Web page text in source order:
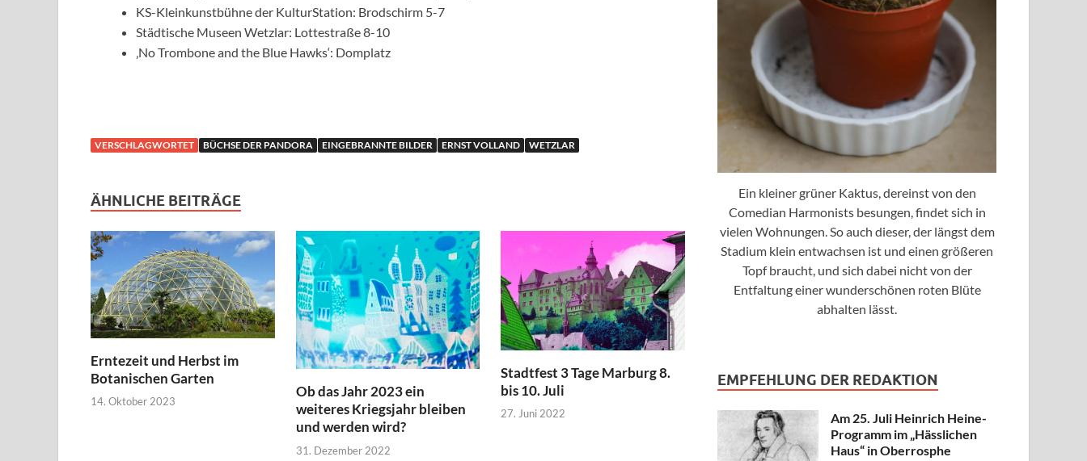
KS-Kleinkunstbühne der KulturStation: Brodschirm 5-7
Städtische Museen Wetzlar: Lottestraße 8-10
‚No Trombone and the Blue Hawks‘: Domplatz
VERSCHLAGWORTET BÜCHSE DER PANDORA EINGEBRANNTE BILDER ERNST VOLLAND WETZLAR
ÄHNLICHE BEITRÄGE
Erntezeit und Herbst im
Botanischen Garten
14. Oktober 2023
Ob das Jahr 2023 ein
weiteres Kriegsjahr bleiben
und werden wird?
31. Dezember 2022
Stadtfest 3 Tage Marburg 8.
bis 10. Juli
27. Juni 2022
Ein kleiner grüner Kaktus, dereinst von den
Comedian Harmonists besungen, findet sich in
vielen Wohnungen. So auch dieser, der längst dem
Stadium klein entwachsen ist und einen größeren
Topf braucht, und sich dabei nicht von der
Entfaltung einer wunderschönen roten Blüte
abhalten lässt.
EMPFEHLUNG DER REDAKTION
Am 25. Juli Heinrich Heine-
Programm im „Hässlichen
Haus“ in Oberrosphe